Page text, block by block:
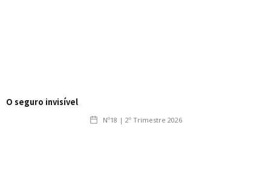
O seguro invisível
Nº18 | 2º Trimestre 2026